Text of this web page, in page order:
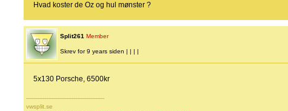
Hvad koster de Oz og hul mønster ?
Split261 Member
Skrev for 9 years siden | | | |
5x130 Porsche, 6500kr
-------------------------------------------
vwsplit.se